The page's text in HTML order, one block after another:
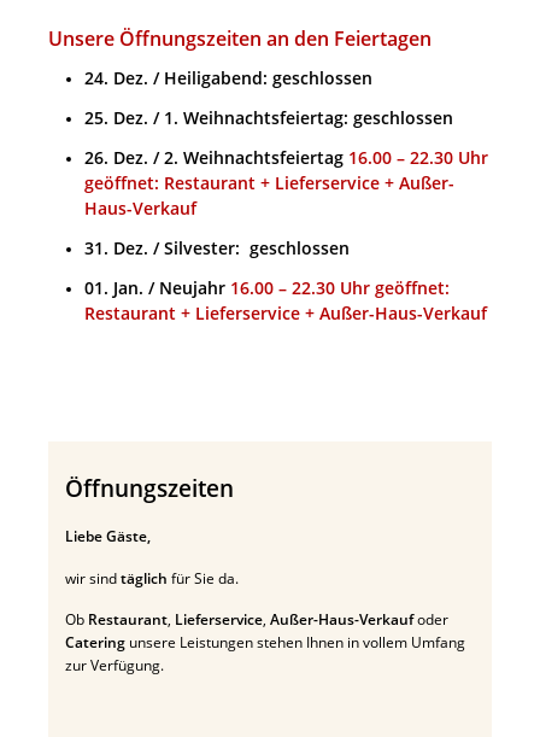
Unsere Öffnungszeiten an den Feiertagen
24. Dez. / Heiligabend: geschlossen
25. Dez. / 1. Weihnachtsfeiertag: geschlossen
26. Dez. / 2. Weihnachtsfeiertag 16.00 – 22.30 Uhr
geöffnet: Restaurant + Lieferservice + Außer-
Haus-Verkauf
31. Dez. / Silvester: geschlossen
01. Jan. / Neujahr 16.00 – 22.30 Uhr geöffnet:
Restaurant + Lieferservice + Außer-Haus-Verkauf
Öffnungszeiten
Liebe Gäste,
wir sindtäglich für Sie da.
Ob Restaurant, Lieferservice,Außer-Haus-Verkaufoder
Catering unsere Leistungen stehen Ihnen in vollem Umfang
zur Verfügung.